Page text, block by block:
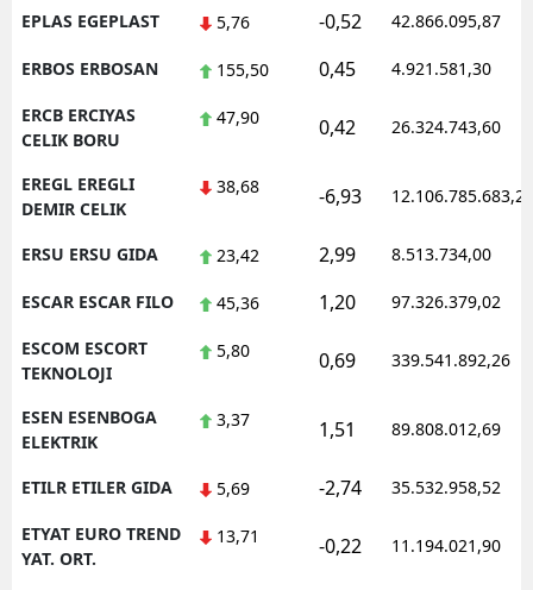
EPLAS EGEPLAST 5,76 -0,52 42.866.095,87
ERBOS ERBOSAN 155,50 0,45 4.921.581,30
ERCB ERCIYAS
CELIK BORU
47,90 0,42 26.324.743,60
EREGL EREGLI
DEMIR CELIK
38,68 -6,93 12.106.785.683,20
ERSU ERSU GIDA 23,42 2,99 8.513.734,00
ESCAR ESCAR FILO 45,36 1,20 97.326.379,02
ESCOM ESCORT
TEKNOLOJI
5,80 0,69 339.541.892,26
ESEN ESENBOGA
ELEKTRIK
3,37 1,51 89.808.012,69
ETILR ETILER GIDA 5,69 -2,74 35.532.958,52
ETYAT EURO TREND
YAT. ORT.
13,71 -0,22 11.194.021,90